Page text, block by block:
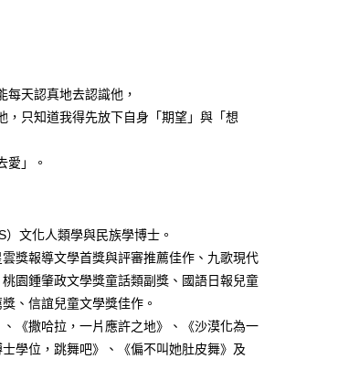
含以上)免運費
含以上)免運費
含以上)免運費
每天認真地去認識他，
，只知道我得先放下自身「期望」與「想
愛」。
）文化人類學與民族學博士。
獎報導文學首獎與評審推薦佳作、九歌現代
園鍾肇政文學獎童話類副獎、國語日報兒童
、信誼兒童文學獎佳作。
《撒哈拉，一片應許之地》、《沙漠化為一
學位，跳舞吧》、《偏不叫她肚皮舞》及